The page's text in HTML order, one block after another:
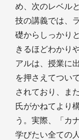
め、次のレベル
技の講義では、
礎からしっかり
きるほどわかり
アルは、授業に
を押さえてつい
されており、ま
氏がかねてより
う。実際、「カ
学びたい全ての